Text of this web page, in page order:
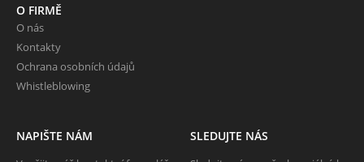
O FIRMĚ
O nás
Kontakty
Ochrana osobních údajů
Whistleblowing
NAPIŠTE NÁM SLEDUJTE NÁS